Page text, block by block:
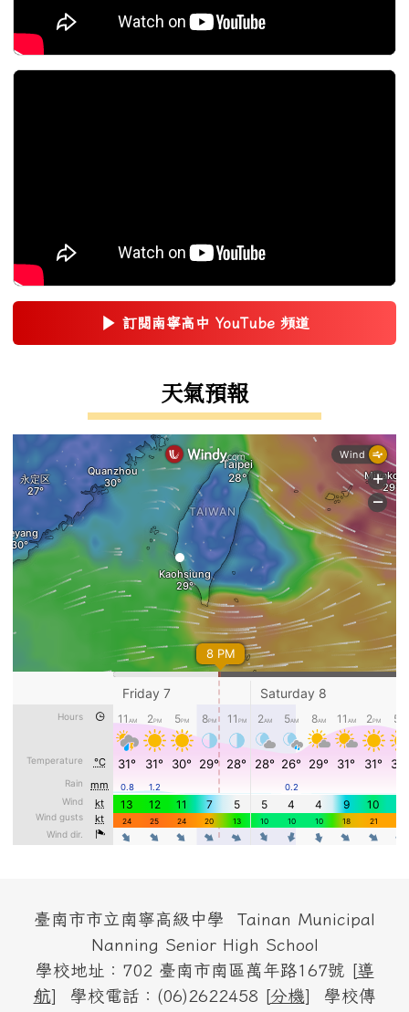
▶ 訂閱南寧高中 YouTube 頻道
(另開新視窗)
天氣預報
頁尾區域內容
臺南市市立南寧高級中學 Tainan Municipal
Nanning Senior High School
學校地址：702 臺南市南區萬年路167號 [導
航] 學校電話：(06)2622458 [分機] 學校傳